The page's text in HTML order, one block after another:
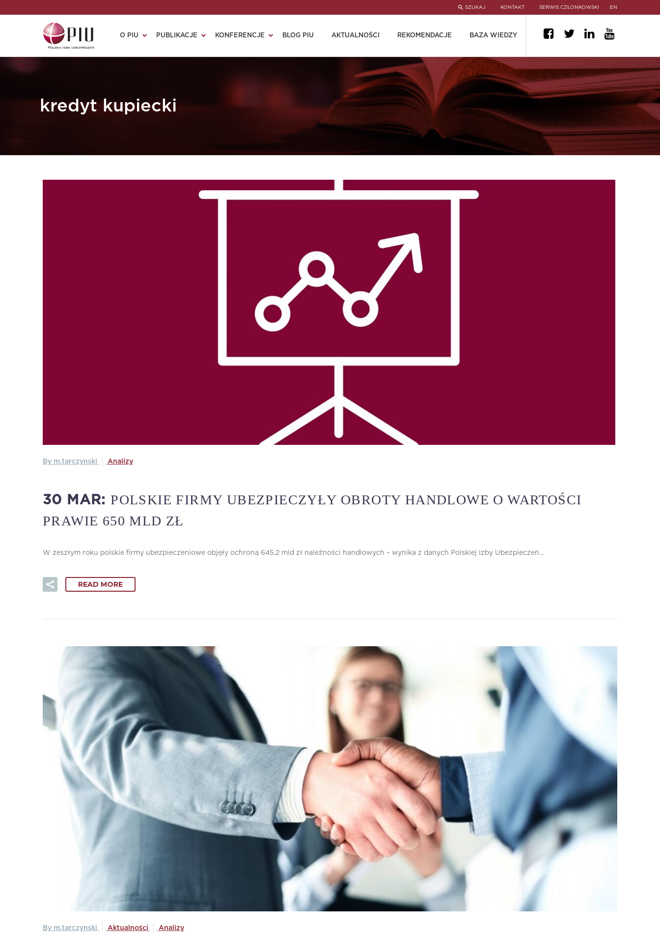
SZUKAJ KONTAKT SERWIS CZŁONKOWSKI EN
O PIU PUBLIKACJE KONFERENCJE BLOG PIU AKTUALNOŚCI REKOMENDACJE BAZA WIEDZY
kredyt kupiecki
By m.tarczynski Analizy
30 MAR:POLSKIE FIRMY UBEZPIECZYŁY OBROTY HANDLOWE O WARTOŚCI
PRAWIE 650 MLD ZŁ
W zeszłym roku polskie firmy ubezpieczeniowe objęły ochroną 645,2 mld zł należności handlowych – wynika z danych Polskiej Izby Ubezpieczeń…
READ MORE
By m.tarczynski Aktualności Analizy